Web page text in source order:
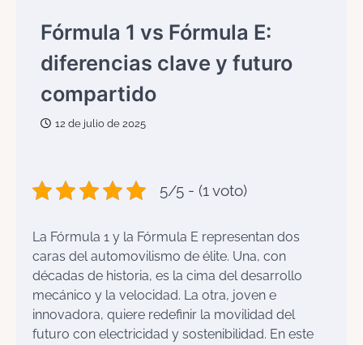
Fórmula 1 vs Fórmula E:
diferencias clave y futuro
compartido
12 de julio de 2025
5/5 - (1 voto)
La Fórmula 1 y la Fórmula E representan dos
caras del automovilismo de élite. Una, con
décadas de historia, es la cima del desarrollo
mecánico y la velocidad. La otra, joven e
innovadora, quiere redefinir la movilidad del
futuro con electricidad y sostenibilidad. En este